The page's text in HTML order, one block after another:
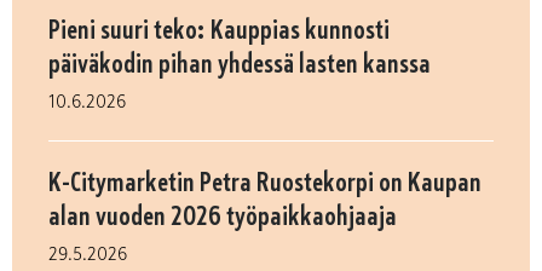
Pieni suuri teko: Kauppias kunnosti
päiväkodin pihan yhdessä lasten kanssa
10.6.2026
K-Citymarketin Petra Ruostekorpi on Kaupan
alan vuoden 2026 työpaikkaohjaaja
29.5.2026